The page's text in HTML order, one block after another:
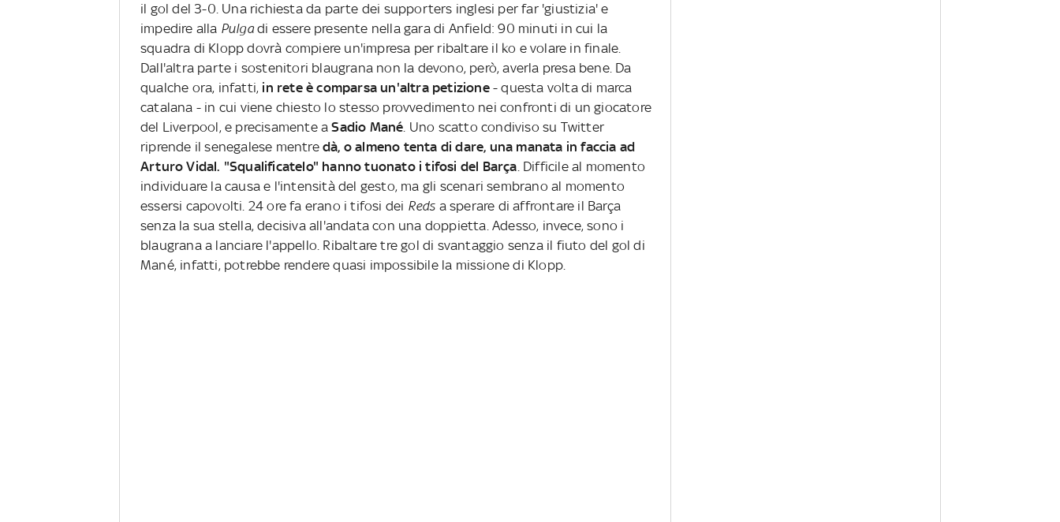
il gol del 3-0. Una richiesta da parte dei supporters inglesi per far 'giustizia' e
impedire alla Pulgadi essere presente nella gara di Anfield: 90 minuti in cui la
squadra di Klopp dovrà compiere un'impresa per ribaltare il ko e volare in finale.
Dall'altra parte i sostenitori blaugrana non la devono, però, averla presa bene. Da
qualche ora, infatti, in rete è comparsa un'altra petizione- questa volta di marca
catalana - in cui viene chiesto lo stesso provvedimento nei confronti di un giocatore
del Liverpool, e precisamente aSadio Mané. Uno scatto condiviso su Twitter
riprende il senegalese mentre dà, o almeno tenta di dare, una manata in faccia ad
Arturo Vidal. "Squalificatelo" hanno tuonato i tifosi del Barça. Difficile al momento
individuare la causa e l'intensità del gesto, ma gli scenari sembrano al momento
essersi capovolti. 24 ore fa erano i tifosi dei Reds a sperare di affrontare il Barça
senza la sua stella, decisiva all'andata con una doppietta. Adesso, invece, sono i
blaugrana a lanciare l'appello. Ribaltare tre gol di svantaggio senza il fiuto del gol di
Mané, infatti, potrebbe rendere quasi impossibile la missione di Klopp.